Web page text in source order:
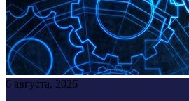
6 августа, 2026